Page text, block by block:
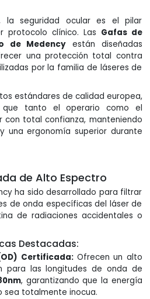
la seguridad ocular es el pilar
protocolo clínico. Las Gafas de
de Medency están diseñadas
una protección total contra
por la familia de láseres de
estándares de calidad europea,
que tanto el operario como el
con total confianza, manteniendo
una ergonomía superior durante
de Alto Espectro
ha sido desarrollado para filtrar
de onda específicas del láser de
de radiaciones accidentales o
Destacadas:
Certificada:Ofrecen un alto
para las longitudes de onda de
, garantizando que la energía
sea totalmente inocua.